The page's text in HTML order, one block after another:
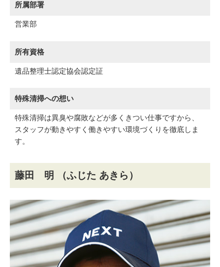
所属部署
営業部
所有資格
遺品整理士認定協会認定証
特殊清掃への想い
特殊清掃は異臭や腐敗などが多くきつい仕事ですから、
スタッフが動きやすく働きやすい環境づくりを徹底しま
す。
藤田 明 （ふじた あきら）